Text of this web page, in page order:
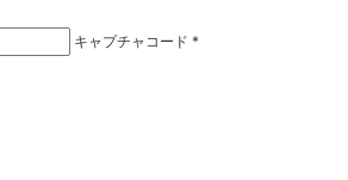
キャプチャコード *